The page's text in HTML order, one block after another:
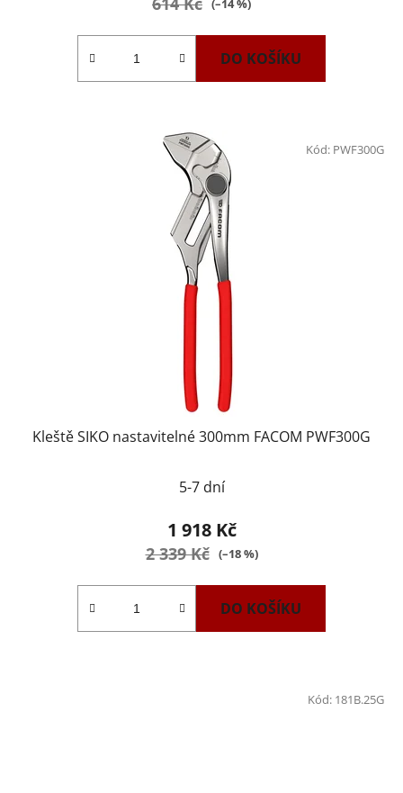
(–14 %)
DO KOŠÍKU
Kleště SIKO nastavitelné 300mm FACOM PWF300G
5-7 dní
1 918 Kč
2 339 Kč (–18 %)
DO KOŠÍKU
Kód: PWF300G
Kód: 181B.25G